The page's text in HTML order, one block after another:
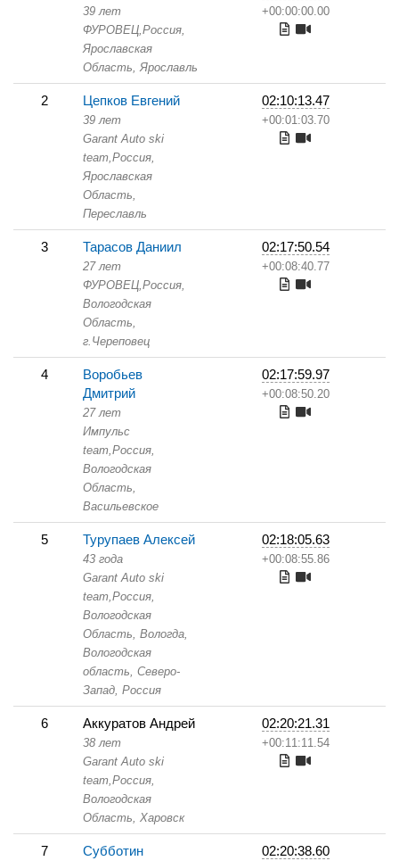
39 лет
ФУРОВЕЦ,Россия,
Ярославская
Область, Ярославль
+00:00:00.00
2 Цепков Евгений
39 лет
Garant Auto ski
team,Россия,
Ярославская
Область,
Переславль
02:10:13.47
+00:01:03.70
3 Тарасов Даниил
27 лет
ФУРОВЕЦ,Россия,
Вологодская
Область,
г.Череповец
02:17:50.54
+00:08:40.77
4
Воробьев
Дмитрий
27 лет
Импульс
team,Россия,
Вологодская
Область,
Васильевское
02:17:59.97
+00:08:50.20
5 Турупаев Алексей
43 года
Garant Auto ski
team,Россия,
Вологодская
Область, Вологда,
Вологодская
область, Северо-
Запад, Россия
02:18:05.63
+00:08:55.86
6 Аккуратов Андрей
38 лет
Garant Auto ski
team,Россия,
Вологодская
Область, Харовск
02:20:21.31
+00:11:11.54
7
Субботин
02:20:38.60